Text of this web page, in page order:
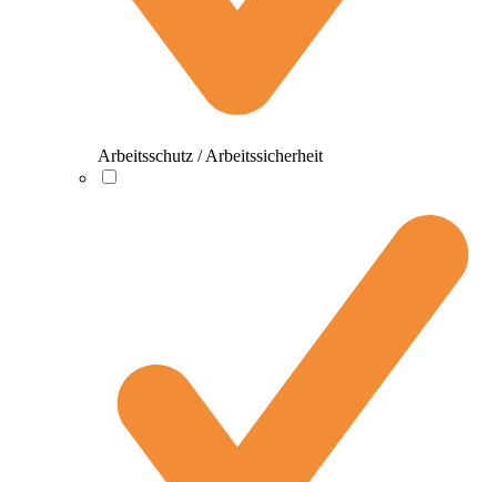
Arbeitsschutz / Arbeitssicherheit